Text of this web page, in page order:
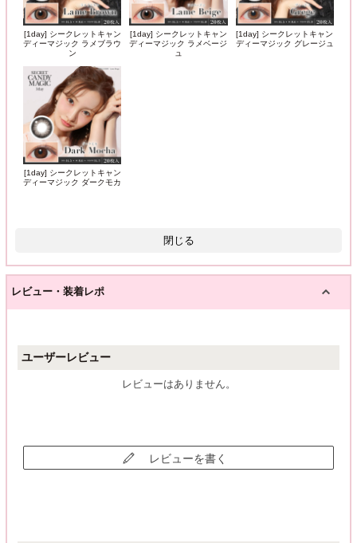
[1day] シークレットキャン
ディーマジック ラメブラウ
ン
[1day] シークレットキャン
ディーマジック ラメベージ
ュ
[1day] シークレットキャン
ディーマジック グレージュ
[1day] シークレットキャン
ディーマジック ダークモカ
閉じる
レビュー・装着レポ
ユーザーレビュー
レビューはありません。
レビューを書く